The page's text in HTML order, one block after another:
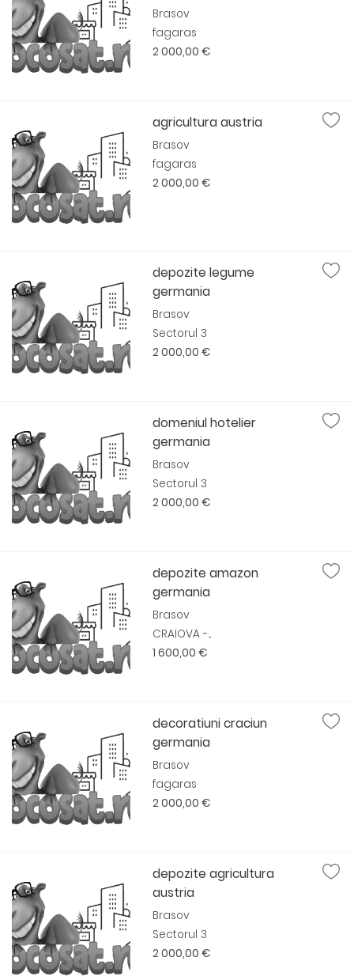
Brasov
fagaras
2 000,00 €
agricultura austria
Brasov
fagaras
2 000,00 €
depozite legume
germania
Brasov
Sectorul 3
2 000,00 €
domeniul hotelier
germania
Brasov
Sectorul 3
2 000,00 €
depozite amazon
germania
Brasov
CRAIOVA -...
1 600,00 €
decoratiuni craciun
germania
Brasov
fagaras
2 000,00 €
depozite agricultura
austria
Brasov
Sectorul 3
2 000,00 €